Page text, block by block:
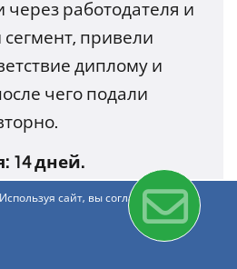
через работодателя и
привели
диплому и
чего подали
14 дней.
Используя сайт, вы соглашаетесь с